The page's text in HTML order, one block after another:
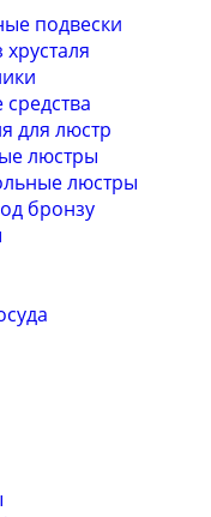
подвески
для люстр
люстры
люстры
бронзу